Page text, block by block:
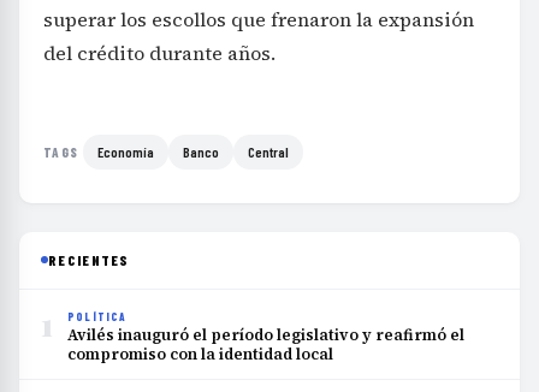
superar los escollos que frenaron la expansión
del crédito durante años.
TAGS Economía Banco Central
RECIENTES
1 POLÍTICA
Avilés inauguró el período legislativo y reafirmó el
compromiso con la identidad local